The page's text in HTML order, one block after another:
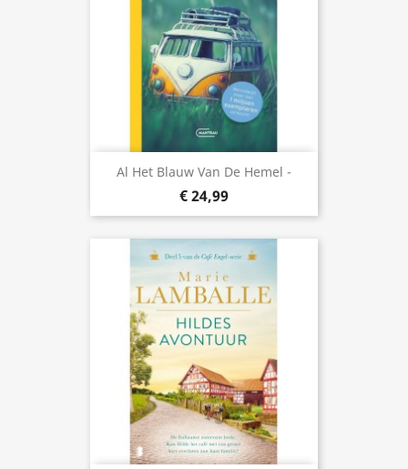
Al Het Blauw Van De Hemel -
€ 24,99